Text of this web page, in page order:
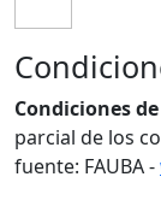
Condiciones
parcial de los
fuente: FAUBA -